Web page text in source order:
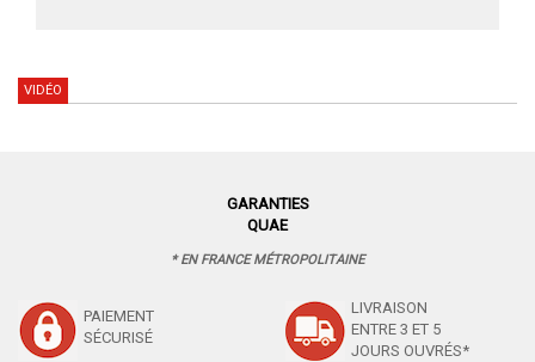
VIDÉO
GARANTIES
QUAE
* EN FRANCE MÉTROPOLITAINE
PAIEMENT
SÉCURISÉ
LIVRAISON
ENTRE 3 ET 5
JOURS OUVRÉS*